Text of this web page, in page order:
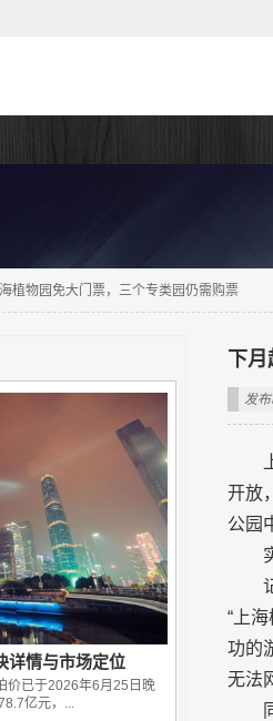
海植物园免大门票，三个专类园仍需购票
详情与市场定位
价已于2026年6月25日晚
亿元‌，...
下
发
开放
公园
“上
功的
无法